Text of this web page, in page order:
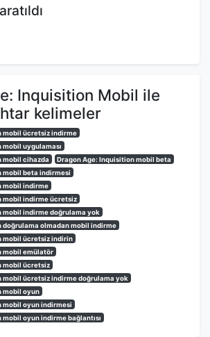
Inquisition Mobil ile
kelimeler
mobil ücretsiz indirme
uygulaması
mobil cihazda
Dragon Age: Inquisition mobil beta
mobil beta indirmesi
mobil indirme
mobil indirme ücretsiz
mobil indirme doğrulama yok
doğrulama olmadan mobil indirme
mobil ücretsiz indirin
mobil emülatör
mobil ücretsiz
mobil ücretsiz indirme doğrulama yok
mobil oyun
mobil oyun indirmesi
oyun indirme bağlantısı